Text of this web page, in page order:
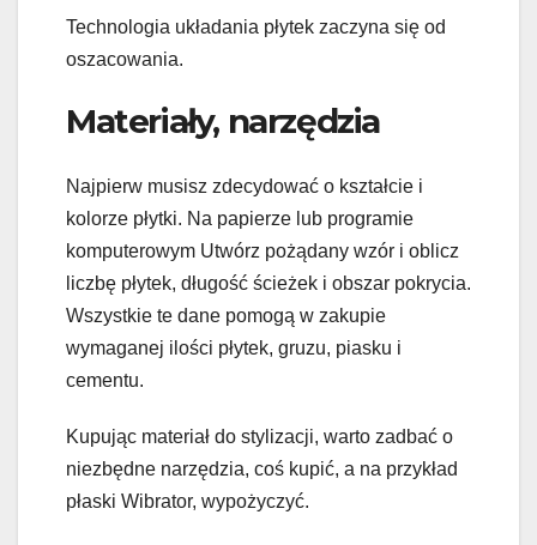
Technologia układania płytek zaczyna się od
oszacowania.
Materiały, narzędzia
Najpierw musisz zdecydować o kształcie i
kolorze płytki. Na papierze lub programie
komputerowym Utwórz pożądany wzór i oblicz
liczbę płytek, długość ścieżek i obszar pokrycia.
Wszystkie te dane pomogą w zakupie
wymaganej ilości płytek, gruzu, piasku i
cementu.
Kupując materiał do stylizacji, warto zadbać o
niezbędne narzędzia, coś kupić, a na przykład
płaski Wibrator, wypożyczyć.